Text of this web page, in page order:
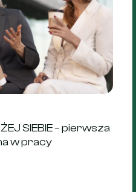
SIEBIE – pierwsza
w pracy